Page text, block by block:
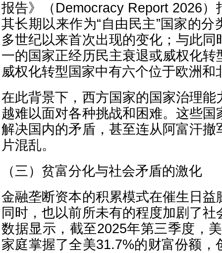
报告》（Democracy Report 2026）
其长期以来作为“自由民主”国家的分
多世纪以来首次出现的变化；与此同
一的国家正经历民主衰退或威权化转
威权化转型国家中有六个位于欧洲和
在此背景下，西方国家的国家治理能
越难以面对各种挑战和困难。这些国
解决国内的矛盾，甚至连从阿富汗撤
片混乱。
（三）贫富分化与社会矛盾的激化
金融垄断资本的积累模式在催生日益
同时，也以前所未有的程度加剧了
数据显示，截至2025年第三季度，
家庭掌握了全美31.7%的财富份额，